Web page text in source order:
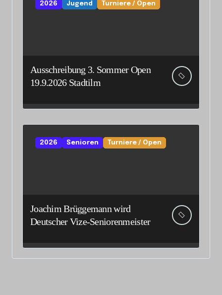
2026 Jugend Turniere / Open
Ausschreibung 3. Sommer Open
19.9.2026 Stadtilm
2026 Senioren Turniere / Open
Joachim Brüggemann wird
Deutscher Vize-Seniorenmeister